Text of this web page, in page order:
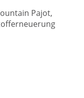
Pajot,